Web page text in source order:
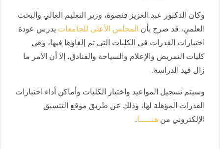
وكان الدكتور عبد العزيز قنصوة، وزير التعليم العالي والبحث
العلمي، قد صرح بأن المجلس الأعلى للجامعات يدرس عودة
اختبارات القدرات في الكليات التي تم إلغاؤها فيها، وهي
كليات التمريض والإعلام والسياحة والفنادق، إلا أن الأمر ما
زال قيد الدراسة.
وسيتم تسجيل المواعيد واختيار الكليات وأماكن أداء اختبارات
القدرات المؤهلة لها، وذلك عن طريق موقع التنسيق
الإلكتروني من هنـــــا.